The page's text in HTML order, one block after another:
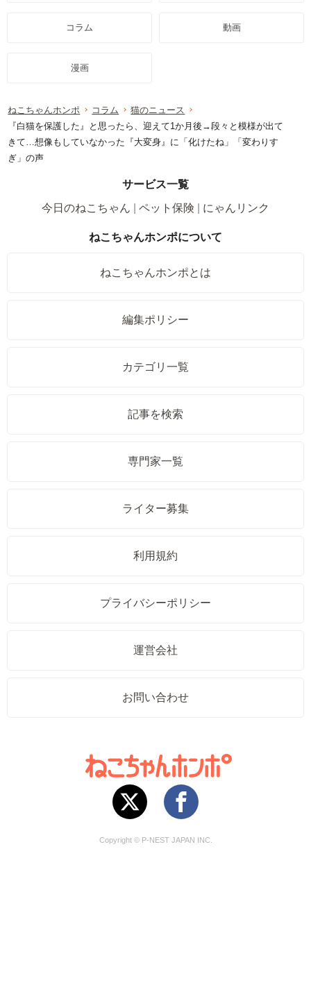
コラム 動画
漫画
ねこちゃんホンポ コラム
猫のニュース
『白猫を保護した』と思ったら、迎えて1か月後→段々と模様が出て
きて…想像もしていなかった『大変身』に「化けたね」「変わりす
ぎ」の声
サービス一覧
今日のねこちゃん
ペット保険 にゃんリンク
ねこちゃんホンポについて
ねこちゃんホンポとは
編集ポリシー
カテゴリ一覧
記事を検索
専門家一覧
ライター募集
利用規約
プライバシーポリシー
運営会社
お問い合わせ
Copyright © P-NEST JAPAN INC.